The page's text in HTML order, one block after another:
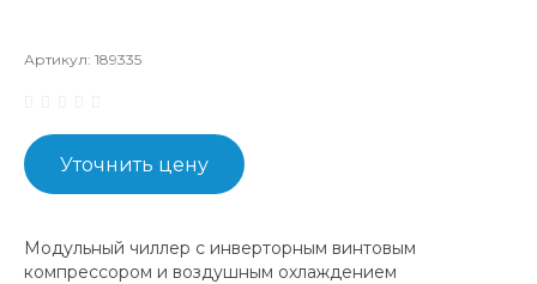
Артикул: 189335
Уточнить цену
Модульный чиллер с инверторным винтовым
компрессором и воздушным охлаждением